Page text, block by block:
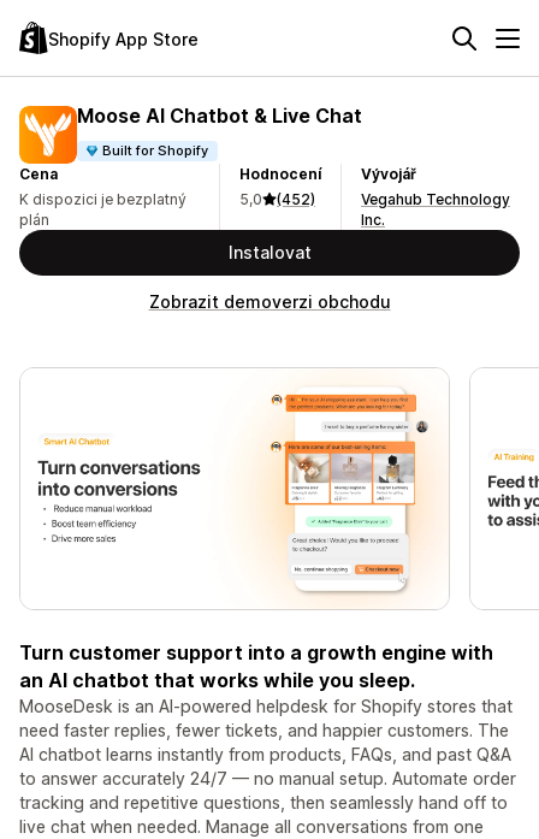
Shopify App Store
Moose AI Chatbot & Live Chat
Built for Shopify
Cena
K dispozici je bezplatný
plán
Hodnocení
5,0
(452)
Vývojář
Vegahub Technology
Inc.
Instalovat
Zobrazit demoverzi obchodu
Turn customer support into a growth engine with
an AI chatbot that works while you sleep.
MooseDesk is an AI-powered helpdesk for Shopify stores that
need faster replies, fewer tickets, and happier customers. The
AI chatbot learns instantly from products, FAQs, and past Q&A
to answer accurately 24/7 — no manual setup. Automate order
tracking and repetitive questions, then seamlessly hand off to
live chat when needed. Manage all conversations from one